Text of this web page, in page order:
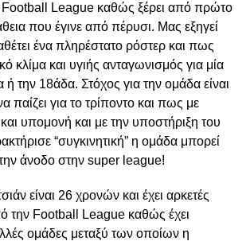
Football League καθώς ξέρει από πρώτο
που έγινε από πέρυσι. Μας εξηγεί
ένα πληρέστατο ρόστερ και πως
κλίμα και υγιής ανταγωνισμός για μία
την 18άδα. Στόχος για την ομάδα είναι
παίζει για το τρίποντο και πως με
υπομονή και με την υποστήριξη του
“συγκινητική” η ομάδα μπορεί
άνοδο στην super league!
είναι 26 χρονών και έχει αρκετές
την Football League καθώς έχει
ομάδες μεταξύ των οποίων η